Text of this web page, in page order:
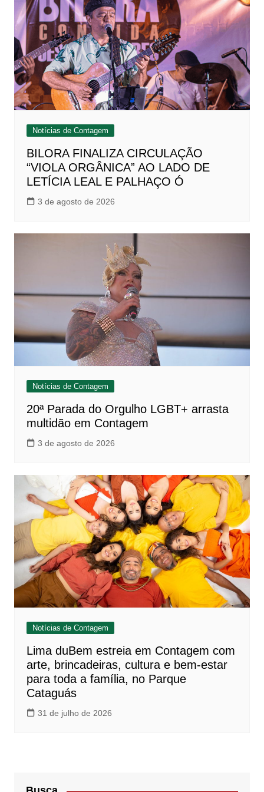
Notícias de Contagem
BILORA FINALIZA CIRCULAÇÃO
“VIOLA ORGÂNICA” AO LADO DE
LETÍCIA LEAL E PALHAÇO Ó
3 de agosto de 2026
Notícias de Contagem
20ª Parada do Orgulho LGBT+ arrasta
multidão em Contagem
3 de agosto de 2026
Notícias de Contagem
Lima duBem estreia em Contagem com
arte, brincadeiras, cultura e bem-estar
para toda a família, no Parque
Cataguás
31 de julho de 2026